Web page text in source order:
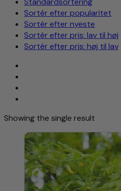
Sortér efter popularitet
Sortér efter nyeste
Sortér efter pris: lav til høj
Sortér efter pris: høj til lav
Showing the single result